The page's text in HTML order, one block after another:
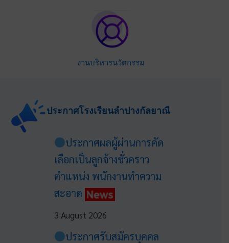
งานบริหารนวัตกรรม
ประกาศโรงเรียนลำปางกัลยาณี
ประกาศผลผู้ผ่านการคัด
เลือกเป็นลูกจ้างชั่วคราว
ตำแหน่ง พนักงานทำความ
สะอาด
3 August 2026
ประกาศรับสมัครบุคคล